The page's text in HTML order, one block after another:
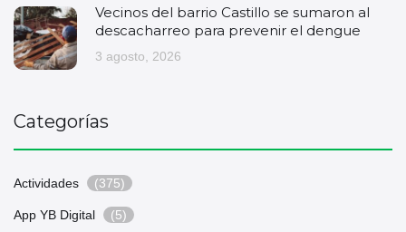
Vecinos del barrio Castillo se sumaron al
descacharreo para prevenir el dengue
3 agosto, 2026
Categorías
Actividades (375)
App YB Digital (5)